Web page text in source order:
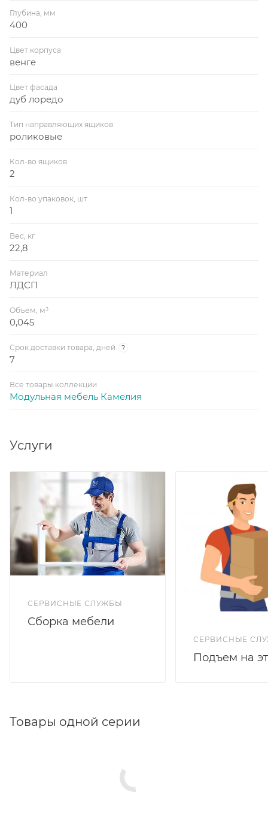
Глубина, мм
400
Цвет корпуса
венге
Цвет фасада
дуб лоредо
Тип направляющих ящиков
роликовые
Кол-во ящиков
2
Кол-во упаковок, шт
1
Вес, кг
22,8
Материал
ЛДСП
Объем, м³
0,045
Срок доставки товара, дней ?
7
Все товары коллекции
Модульная мебель Камелия
Услуги
СЕРВИСНЫЕ СЛУЖБЫ
Сборка мебели
СЕРВИСНЫЕ
Подъем на
Товары одной серии